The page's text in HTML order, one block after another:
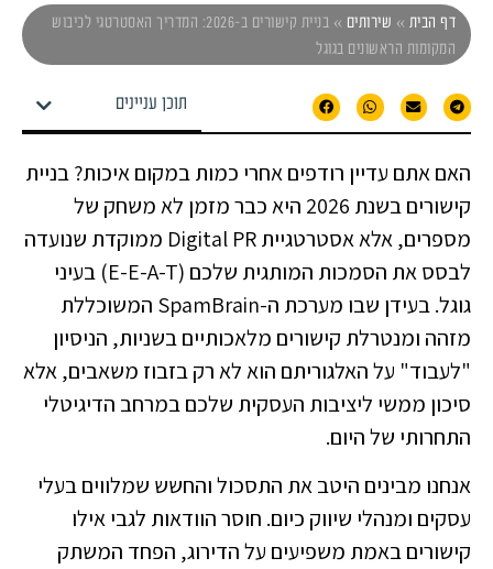
דף הבית » שירותים »
בניית קישורים ב-2026: המדריך האסטרטגי לכיבוש
המקומות הראשונים בגוגל
תוכן עניינים
האם אתם עדיין רודפים אחרי כמות במקום איכות? בניית
קישורים בשנת 2026 היא כבר מזמן לא משחק של
מספרים, אלא אסטרטגיית Digital PR ממוקדת שנועדה
לבסס את הסמכות המותגית שלכם (E-E-A-T) בעיני
גוגל. בעידן שבו מערכת ה-SpamBrain המשוכללת
מזהה ומנטרלת קישורים מלאכותיים בשניות, הניסיון
"לעבוד" על האלגוריתם הוא לא רק בזבוז משאבים, אלא
סיכון ממשי ליציבות העסקית שלכם במרחב הדיגיטלי
התחרותי של היום.
אנחנו מבינים היטב את התסכול והחשש שמלווים בעלי
עסקים ומנהלי שיווק כיום. חוסר הוודאות לגבי אילו
קישורים באמת משפיעים על הדירוג, הפחד המשתק